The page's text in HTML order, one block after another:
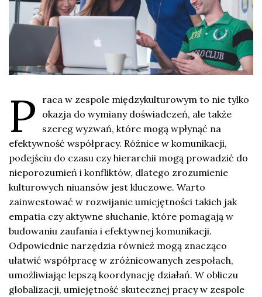
P
raca w zespole międzykulturowym to nie tylko
okazja do wymiany doświadczeń, ale także
szereg wyzwań, które mogą wpłynąć na
efektywność współpracy. Różnice w komunikacji,
podejściu do czasu czy hierarchii mogą prowadzić do
nieporozumień i konfliktów, dlatego zrozumienie
kulturowych niuansów jest kluczowe. Warto
zainwestować w rozwijanie umiejętności takich jak
empatia czy aktywne słuchanie, które pomagają w
budowaniu zaufania i efektywnej komunikacji.
Odpowiednie narzędzia również mogą znacząco
ułatwić współpracę w zróżnicowanych zespołach,
umożliwiając lepszą koordynację działań. W obliczu
globalizacji, umiejętność skutecznej pracy w zespole